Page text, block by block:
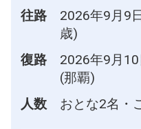
往路
2026年9月9
歳)
復路
2026年9月
(那覇)
人数
おとな2名・